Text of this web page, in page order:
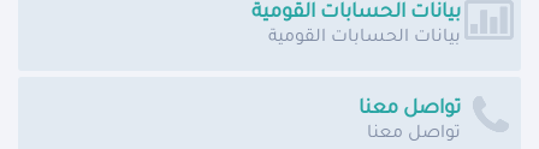
بيانات الحسابات القومية
بيانات الحسابات القومية
تواصل معنا
تواصل معنا